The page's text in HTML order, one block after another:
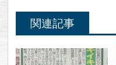
関連記事